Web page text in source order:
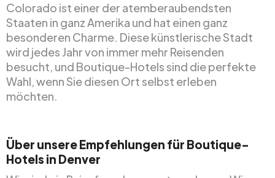
Colorado ist einer der atemberaubendsten
Staaten in ganz Amerika und hat einen ganz
besonderen Charme. Diese künstlerische Stadt
wird jedes Jahr von immer mehr Reisenden
besucht, und Boutique-Hotels sind die perfekte
Wahl, wenn Sie diesen Ort selbst erleben
möchten.
Über unsere Empfehlungen für Boutique-
Hotels in Denver